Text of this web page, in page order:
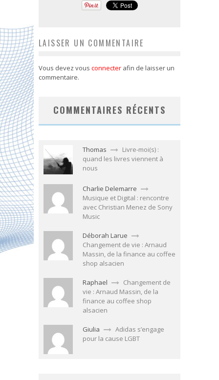
LAISSER UN COMMENTAIRE
Vous devez vous connecter afin de laisser un
commentaire.
COMMENTAIRES RÉCENTS
Thomas
Livre-moi(s) :
quand les livres viennent à
nous
Charlie Delemarre
Musique et Digital : rencontre
avec Christian Menez de Sony
Music
Déborah Larue
Changement de vie : Arnaud
Massin, de la finance au coffee
shop alsacien
Raphael
Changement de
vie : Arnaud Massin, de la
finance au coffee shop
alsacien
Giulia
Adidas s’engage
pour la cause LGBT